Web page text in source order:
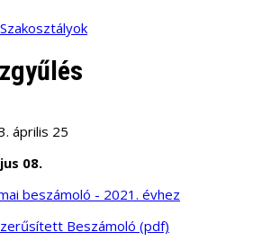
április 25
08.
beszámoló - 2021. évhez
Beszámoló (pdf)